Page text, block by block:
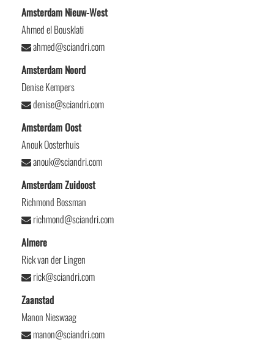
Amsterdam Nieuw-West
Ahmed el Bousklati
ahmed@sciandri.com
Amsterdam Noord
Denise Kempers
denise@sciandri.com
Amsterdam Oost
Anouk Oosterhuis
anouk@sciandri.com
Amsterdam Zuidoost
Richmond Bossman
richmond@sciandri.com
Almere
Rick van der Lingen
rick@sciandri.com
Zaanstad
Manon Nieswaag
manon@sciandri.com